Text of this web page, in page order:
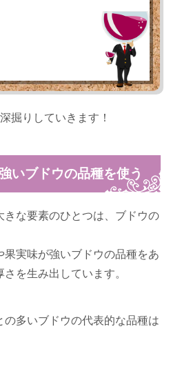
掘りしていきます！
いブドウの品種を使う
きな要素のひとつは、ブドウの
実味が強いブドウの品種をあ
を生み出しています。
多いブドウの代表的な品種は